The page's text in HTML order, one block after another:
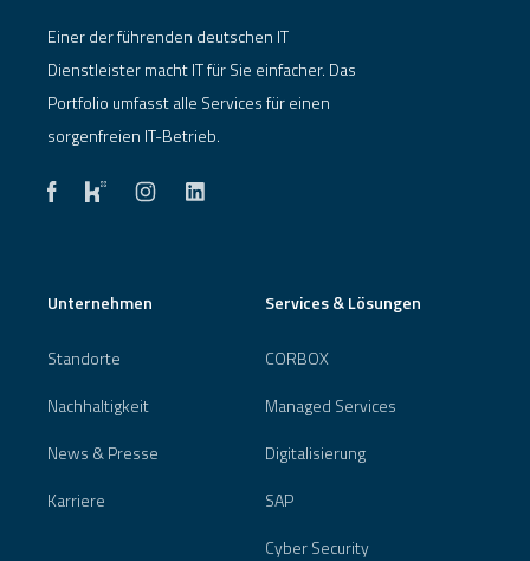
Einer der führenden deutschen IT
Dienstleister macht IT für Sie einfacher. Das
Portfolio umfasst alle Services für einen
sorgenfreien IT-Betrieb.
Unternehmen
Standorte
Nachhaltigkeit
News & Presse
Karriere
Services & Lösungen
CORBOX
Managed Services
Digitalisierung
SAP
Cyber Security